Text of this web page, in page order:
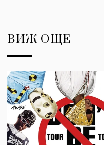
ВИЖ ОЩЕ